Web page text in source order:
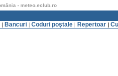
- meteo.eclub.ro
| Bancuri | Coduri poştale | Repertoar |